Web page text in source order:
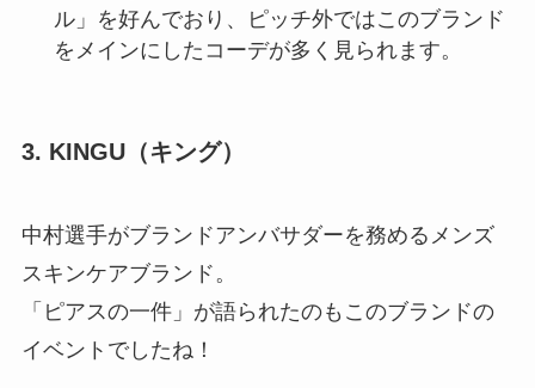
ル」を好んでおり、ピッチ外ではこのブランド
をメインにしたコーデが多く見られます。
3. KINGU（キング）
中村選手がブランドアンバサダーを務めるメンズ
スキンケアブランド。
「ピアスの一件」が語られたのもこのブランドの
イベントでしたね！